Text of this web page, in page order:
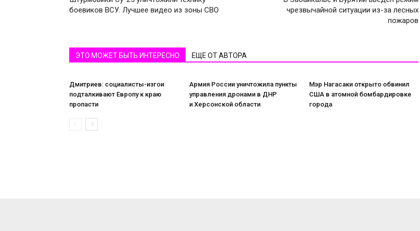
боевиков ВСУ. Лучшее видео из зоны СВО
чрезвычайной ситуации из-за лесных
пожаров
ЭТО МОЖЕТ БЫТЬ ИНТЕРЕСНО ЕЩЕ ОТ АВТОРА
Дмитриев: социалисты-изгои
подталкивают Европу к краю
пропасти
Армия России уничтожила пункты
управления дронами в ДНР
и Херсонской области
Мэр Нагасаки открыто обвинил
США в атомной бомбардировке
города